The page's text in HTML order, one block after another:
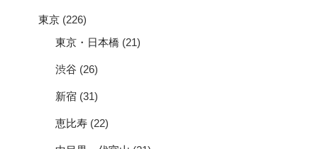
東京 (226)
東京・日本橋 (21)
渋谷 (26)
新宿 (31)
恵比寿 (22)